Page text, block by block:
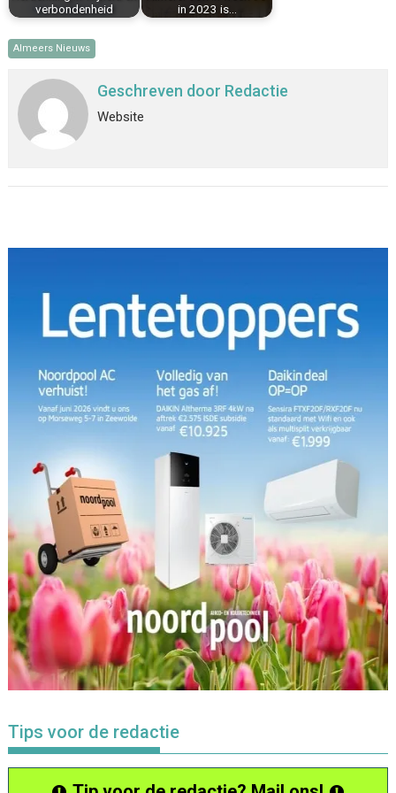
verbondenheid
in 2023 is…
Almeers Nieuws
Geschreven door Redactie
Website
Tips voor de redactie